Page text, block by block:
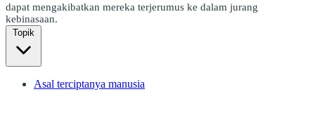
dapat mengakibatkan mereka terjerumus ke dalam jurang
kebinasaan.
Topik
Asal terciptanya manusia